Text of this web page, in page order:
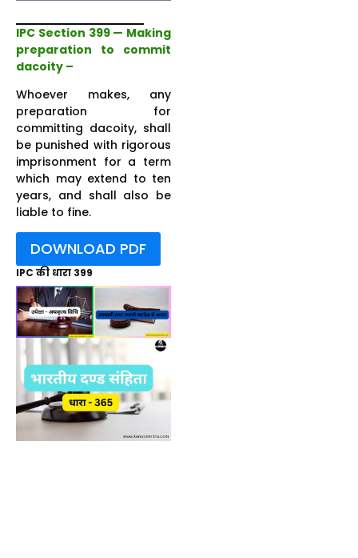
IPC Section 399 — Making
preparation to commit
dacoity –
Whoever makes, any
preparation for
committing dacoity, shall
be punished with rigorous
imprisonment for a term
which may extend to ten
years, and shall also be
liable to fine.
DOWNLOAD PDF
IPC की धारा 399